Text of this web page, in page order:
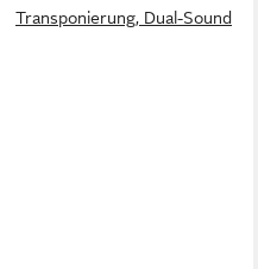
Transponierung, Dual-Sound